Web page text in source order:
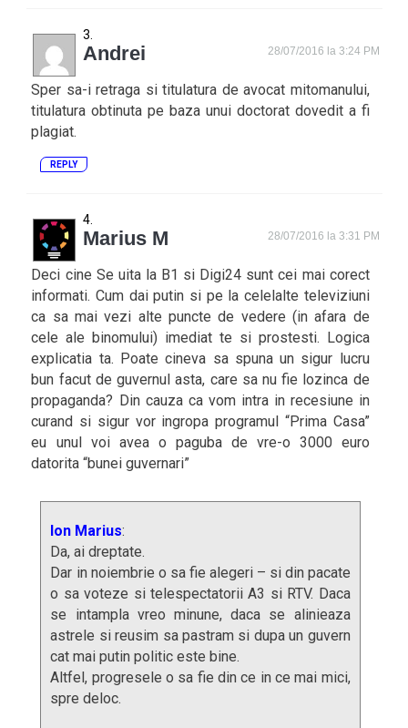
Andrei 28/07/2016 la 3:24 PM
Sper sa-i retraga si titulatura de avocat mitomanului,
titulatura obtinuta pe baza unui doctorat dovedit a fi
plagiat.
REPLY
Marius M 28/07/2016 la 3:31 PM
Deci cine Se uita la B1 si Digi24 sunt cei mai corect
informati. Cum dai putin si pe la celelalte televiziuni
ca sa mai vezi alte puncte de vedere (in afara de
cele ale binomului) imediat te si prostesti. Logica
explicatia ta. Poate cineva sa spuna un sigur lucru
bun facut de guvernul asta, care sa nu fie lozinca de
propaganda? Din cauza ca vom intra in recesiune in
curand si sigur vor ingropa programul “Prima Casa”
eu unul voi avea o paguba de vre-o 3000 euro
datorita “bunei guvernari”
Ion Marius:
Da, ai dreptate.
Dar in noiembrie o sa fie alegeri – si din pacate
o sa voteze si telespectatorii A3 si RTV. Daca
se intampla vreo minune, daca se alinieaza
astrele si reusim sa pastram si dupa un guvern
cat mai putin politic este bine.
Altfel, progresele o sa fie din ce in ce mai mici,
spre deloc.